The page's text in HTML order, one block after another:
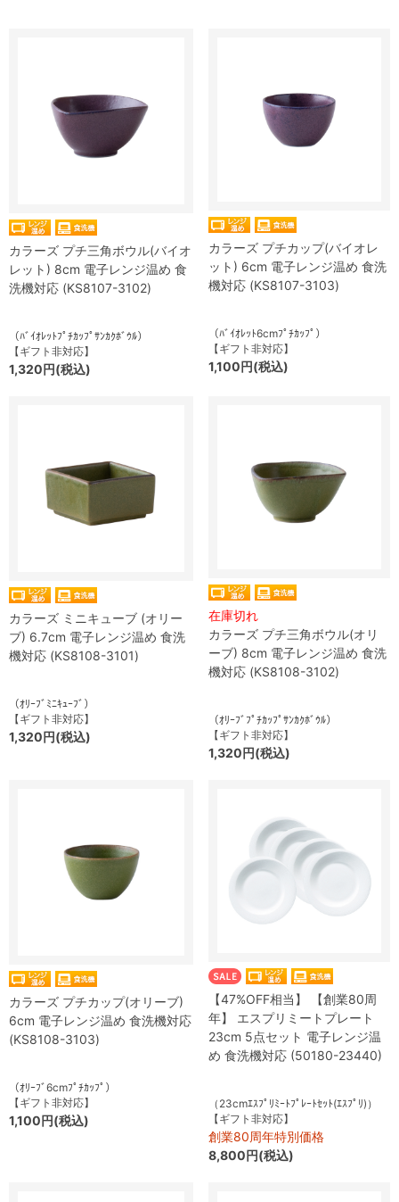
カラーズ プチ三角ボウル(バイオ
レット) 8cm 電子レンジ温め 食
洗機対応 (KS8107-3102)
（ﾊﾞｲｵﾚｯﾄﾌﾟﾁｶｯﾌﾟｻﾝｶｸﾎﾞｳﾙ）
【ギフト非対応】
1,320円(税込)
カラーズ プチカップ(バイオレ
ット) 6cm 電子レンジ温め 食洗
機対応 (KS8107-3103)
（ﾊﾞｲｵﾚｯﾄ6cmﾌﾟﾁｶｯﾌﾟ）
【ギフト非対応】
1,100円(税込)
カラーズ ミニキューブ (オリー
ブ) 6.7cm 電子レンジ温め 食洗
機対応 (KS8108-3101)
（ｵﾘｰﾌﾞﾐﾆｷｭｰﾌﾞ）
【ギフト非対応】
1,320円(税込)
在庫切れ
カラーズ プチ三角ボウル(オリ
ーブ) 8cm 電子レンジ温め 食洗
機対応 (KS8108-3102)
（ｵﾘｰﾌﾞﾌﾟﾁｶｯﾌﾟｻﾝｶｸﾎﾞｳﾙ）
【ギフト非対応】
1,320円(税込)
カラーズ プチカップ(オリーブ)
6cm 電子レンジ温め 食洗機対応
(KS8108-3103)
（ｵﾘｰﾌﾞ6cmﾌﾟﾁｶｯﾌﾟ）
【ギフト非対応】
1,100円(税込)
【47%OFF相当】 【創業80周
年】 エスプリミートプレート
23cm 5点セット 電子レンジ温
め 食洗機対応 (50180-23440)
（23cmｴｽﾌﾟﾘﾐｰﾄﾌﾟﾚｰﾄｾｯﾄ(ｴｽﾌﾟﾘ)）
【ギフト非対応】
創業80周年特別価格
8,800円(税込)